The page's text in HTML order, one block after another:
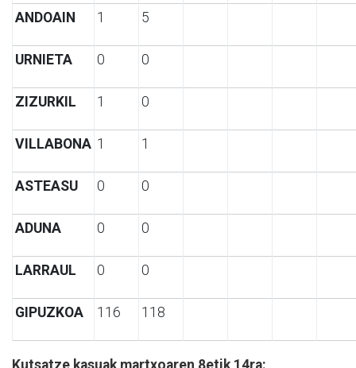
ANDOAIN 1 5
URNIETA 0 0
ZIZURKIL 1 0
VILLABONA 1 1
ASTEASU 0 0
ADUNA 0 0
LARRAUL 0 0
GIPUZKOA 116 118